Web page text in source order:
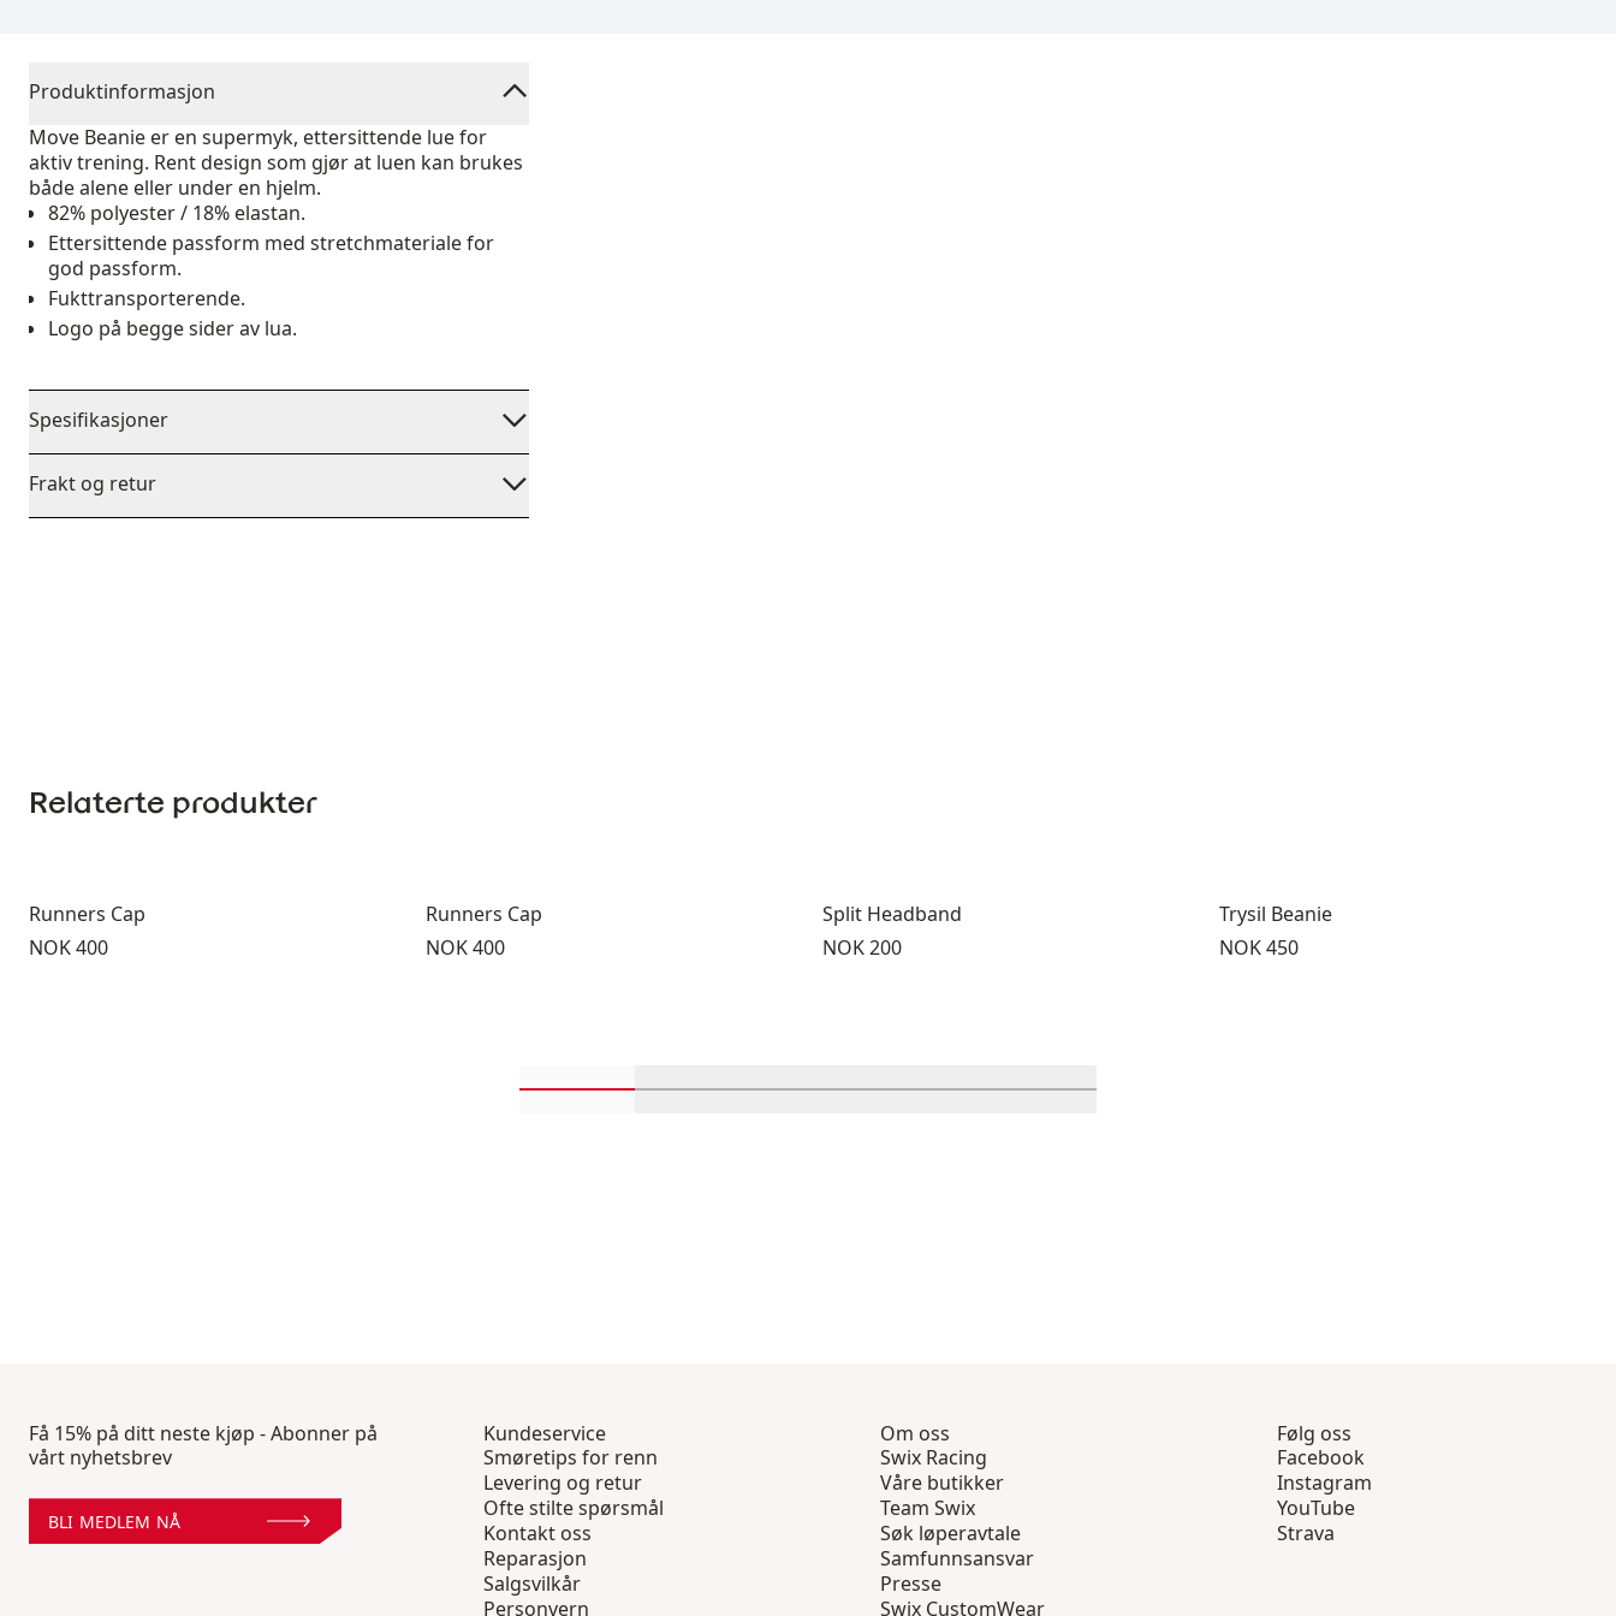
Produktinformasjon
Move Beanie er en supermyk, ettersittende lue for
aktiv trening. Rent design som gjør at luen kan brukes
både alene eller under en hjelm.
82% polyester / 18% elastan.
Ettersittende passform med stretchmateriale for
god passform.
Fukttransporterende.
Logo på begge sider av lua.
Spesifikasjoner
Frakt og retur
Relaterte produkter
Runners Cap
Pris:
NOK 400
Runners Cap
Pris:
NOK 400
Split Headband
Pris:
NOK 200
Trysil Beanie
Pris:
NOK 450
Få 15% på ditt neste kjøp - Abonner på
vårt nyhetsbrev
BLI MEDLEM NÅ
Kundeservice
Smøretips for renn
Levering og retur
Ofte stilte spørsmål
Kontakt oss
Reparasjon
Salgsvilkår
Personvern
Om oss
Swix Racing
Våre butikker
Team Swix
Søk løperavtale
Samfunnsansvar
Presse
Swix CustomWear
Følg oss
Facebook
Instagram
YouTube
Strava